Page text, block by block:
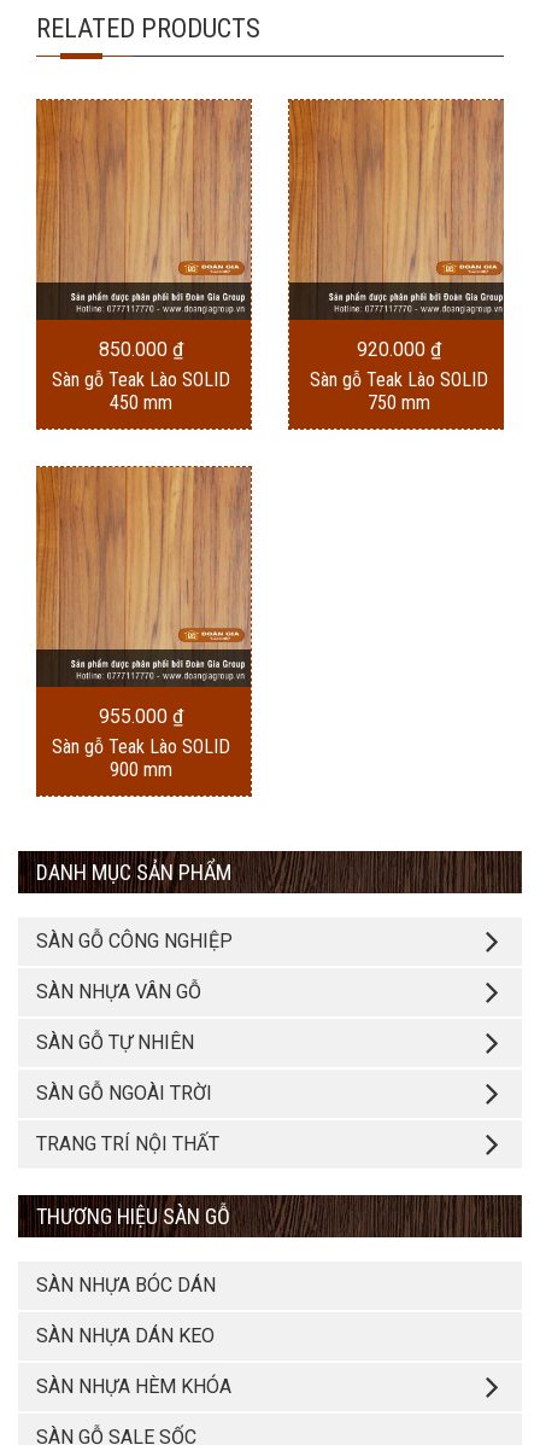
RELATED PRODUCTS
850.000 ₫
Sàn gỗ Teak Lào SOLID
450 mm
920.000 ₫
Sàn gỗ Teak Lào SOLID
750 mm
955.000 ₫
Sàn gỗ Teak Lào SOLID
900 mm
DANH MỤC SẢN PHẨM
SÀN GỖ CÔNG NGHIỆP
SÀN NHỰA VÂN GỖ
SÀN GỖ TỰ NHIÊN
SÀN GỖ NGOÀI TRỜI
TRANG TRÍ NỘI THẤT
THƯƠNG HIỆU SÀN GỖ
SÀN NHỰA BÓC DÁN
SÀN NHỰA DÁN KEO
SÀN NHỰA HÈM KHÓA
SÀN GỖ SALE SỐC